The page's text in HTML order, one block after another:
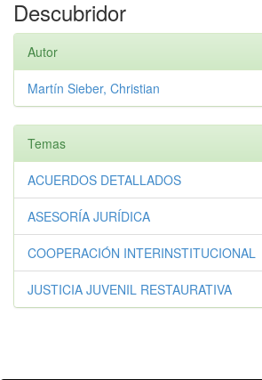
Descubridor
Autor
Martín Sieber, Christian
Temas
ACUERDOS DETALLADOS
ASESORÍA JURÍDICA
COOPERACIÓN INTERINSTITUCIONAL
JUSTICIA JUVENIL RESTAURATIVA